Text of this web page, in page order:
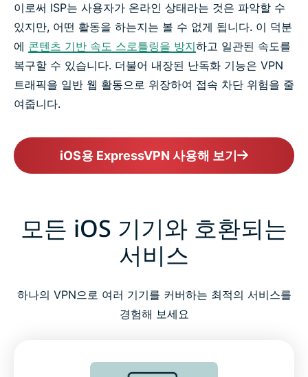
이로써 ISP는 사용자가 온라인 상태라는 것은 파악할 수
있지만, 어떤 활동을 하는지는 볼 수 없게 됩니다. 이 덕분
에 콘텐츠 기반 속도 스로틀링을 방지하고 일관된 속도를
복구할 수 있습니다. 더불어 내장된 난독화 기능은 VPN
트래픽을 일반 웹 활동으로 위장하여 접속 차단 위험을 줄
여줍니다.
iOS용 ExpressVPN 사용해 보기
모든 iOS 기기와 호환되는
서비스
하나의 VPN으로 여러 기기를 커버하는 최적의 서비스를
경험해 보세요